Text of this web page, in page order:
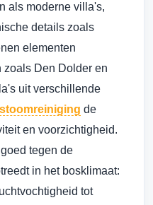
als moderne villa's,
details zoals
elementen
zoals Den Dolder en
uit verschillende
stoomreiniging de
en voorzichtigheid.
tegen de
in het bosklimaat:
tot